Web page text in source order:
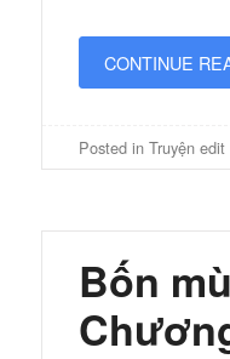
CONTINUE
Posted in Truyện edit
Bốn